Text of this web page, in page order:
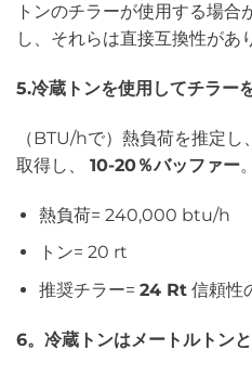
トンのチラーが使用する場合
し、それらは直接互換性があ
5.冷蔵トンを使用してチラー
（BTU/hで）熱負荷を推定
取得し、 10-20％バッファー
熱負荷= 240,000 btu/h
トン= 20 rt
推奨チラー= 24 Rt信頼性
6。冷蔵トンはメートルトン